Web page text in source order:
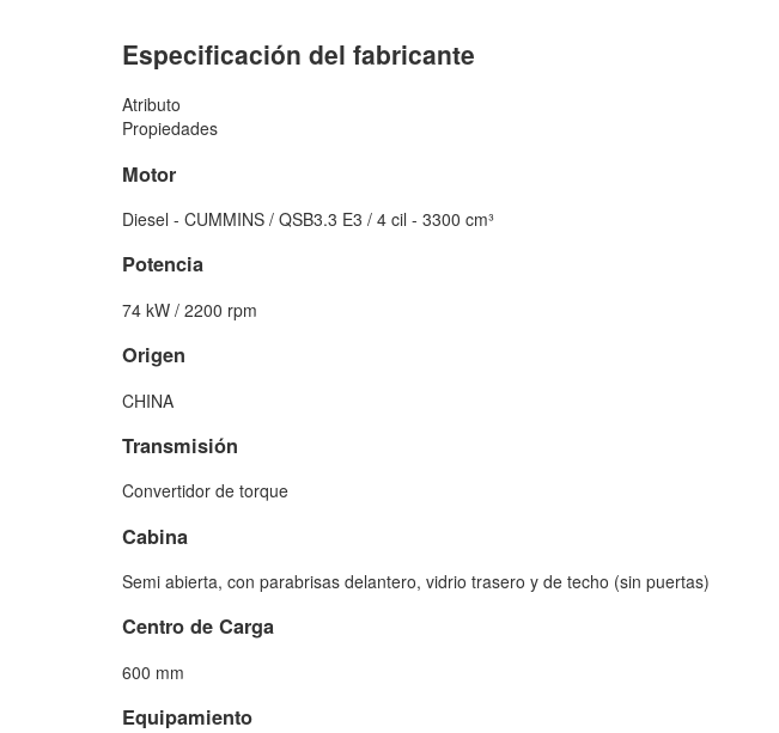
Especificación del fabricante
Atributo
Propiedades
Motor
Diesel - CUMMINS / QSB3.3 E3 / 4 cil - 3300 cm³
Potencia
74 kW / 2200 rpm
Origen
CHINA
Transmisión
Convertidor de torque
Cabina
Semi abierta, con parabrisas delantero, vidrio trasero y de techo (sin puertas)
Centro de Carga
600 mm
Equipamiento